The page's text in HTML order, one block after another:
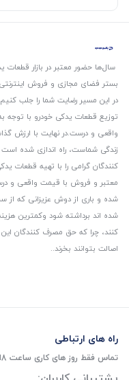
سال‌ها حضور معتبر در بازار
بستر فضای مجازی و فروش
در این مسیر رضایت شما را جلب
توزیع قطعات یدکی خودرو با توجه
واقعی و درست.در نهایت با ارزش
زندگی شماست، راه اندازی شده
کنندگان گرامی را با تهیه قطعات
معتبر و فروش با قیمت واقعی و
شده و باری از دوش عزیزانی که
شده اند برداشته شود و‌کمترین
کنند، چرا که حق مصرف کنندگان
اصالت بتوانند بخرند..
راه های ارتباطی
تماس فقط روز های کاری ساعت 8الی13